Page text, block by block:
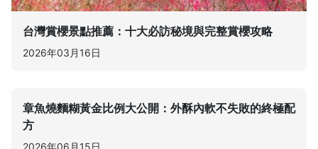
台灣賞櫻景點推薦：十大必訪秘境與完整賞櫻攻略
2026年03月16日
章魚燒麵糊黃金比例大公開：外酥內軟不失敗的終極配
方
2026年06月15日